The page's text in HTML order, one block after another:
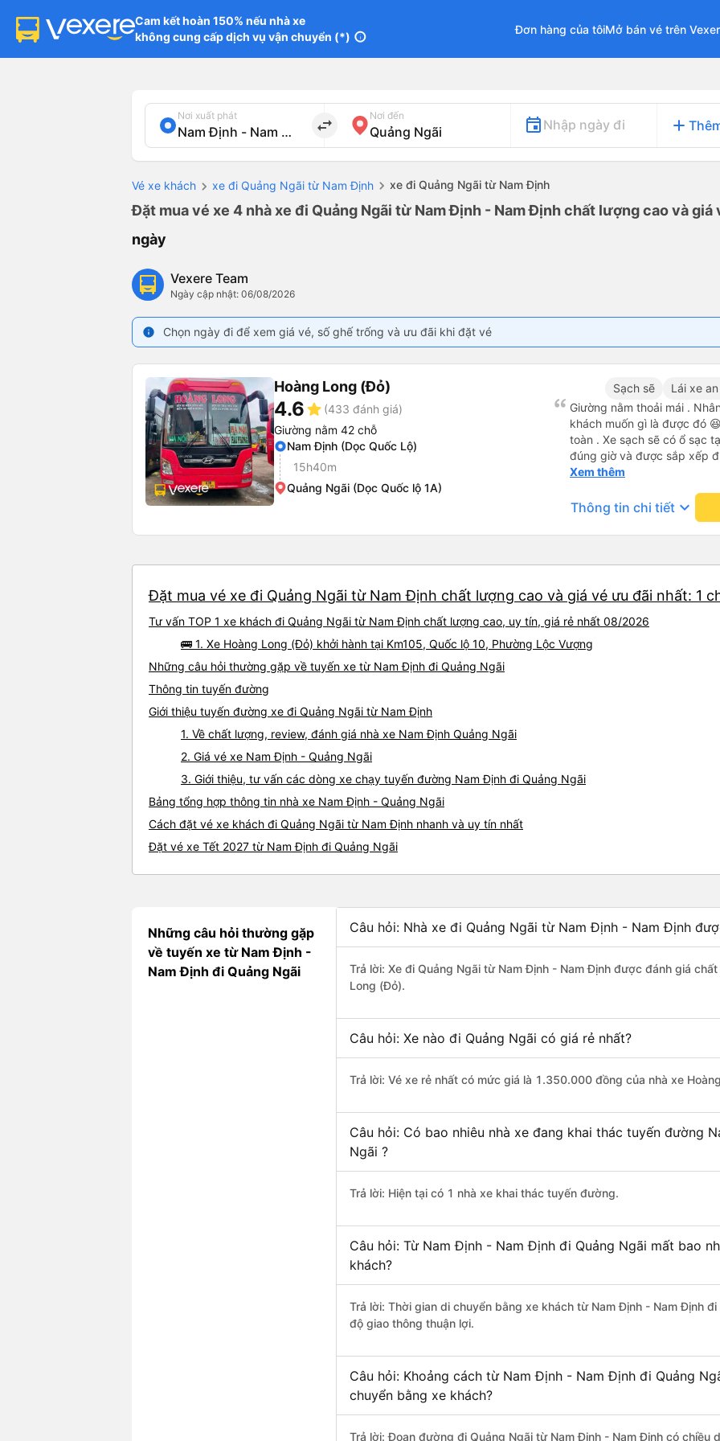
Cam kết hoàn 150% nếu nhà xe
không cung cấp dịch vụ vận chuyển (*) info
Đơn hàng của tôiMở bán vé trên
Nơi xuất phát
import_export
Nơi đến
Nhập ngày đi add
Vé xe khách xe đi Quảng Ngãi từ Nam Định xe đi Quảng Ngãi từ Nam Định
Đặt mua vé xe 4 nhà xe đi Quảng Ngãi từ Nam Định - Nam Định chất lượng cao và giá
ngày
Vexere Team
Ngày cập nhật: 06/08/2026
info Chọn ngày đi để xem giá vé, số ghế trống và ưu đãi khi đặt vé
Hoàng Long (Đỏ)
4.6star (433 đánh giá)
Giường nằm 42 chỗ
Nam Định (Dọc Quốc Lộ)
15h40m
Quảng Ngãi (Dọc Quốc lộ 1A)
Sạch sẽ
Lái xe
Giường nằm thoải mái .
khách muốn gì là được đó
toàn . Xe sạch sẽ có ổ sạc
đúng giờ và được sắp xếp
cho hoàng long đỏ 👍
Xem thêm
Thông tin chi tiết keyboard_arrow_down
Đặt mua vé xe đi Quảng Ngãi từ Nam Định chất lượng cao và giá vé ưu đãi nhất: 1
Tư vấn TOP 1 xe khách đi Quảng Ngãi từ Nam Định chất lượng cao, uy tín, giá rẻ nhất 08/2026
🚌 1. Xe Hoàng Long (Đỏ) khởi hành tại Km105, Quốc lộ 10, Phường Lộc Vượng
Những câu hỏi thường gặp về tuyến xe từ Nam Định đi Quảng Ngãi
Thông tin tuyến đường
Giới thiệu tuyến đường xe đi Quảng Ngãi từ Nam Định
1. Về chất lượng, review, đánh giá nhà xe Nam Định Quảng Ngãi
2. Giá vé xe Nam Định - Quảng Ngãi
3. Giới thiệu, tư vấn các dòng xe chạy tuyến đường Nam Định đi Quảng Ngãi
Bảng tổng hợp thông tin nhà xe Nam Định - Quảng Ngãi
Cách đặt vé xe khách đi Quảng Ngãi từ Nam Định nhanh và uy tín nhất
Đặt vé xe Tết 2027 từ Nam Định đi Quảng Ngãi
Những câu hỏi thường gặp
về tuyến xe từ Nam Định -
Nam Định đi Quảng Ngãi
Câu hỏi: Nhà xe đi Quảng Ngãi từ Nam Định - Nam Định
Trả lời: Xe đi Quảng Ngãi từ Nam Định - Nam Định được đánh giá
Long (Đỏ).
Câu hỏi: Xe nào đi Quảng Ngãi có giá rẻ nhất?
Trả lời: Vé xe rẻ nhất có mức giá là 1.350.000 đồng của nhà xe
Câu hỏi: Có bao nhiêu nhà xe đang khai thác tuyến đường
Ngãi ?
Trả lời: Hiện tại có 1 nhà xe khai thác tuyến đường.
Câu hỏi: Từ Nam Định - Nam Định đi Quảng Ngãi mất bao
khách?
Trả lời: Thời gian di chuyển bằng xe khách từ Nam Định - Nam Định
độ giao thông thuận lợi.
Câu hỏi: Khoảng cách từ Nam Định - Nam Định đi Quảng
chuyển bằng xe khách?
Trả lời: Đoạn đường đi Quảng Ngãi từ Nam Định - Nam Định có chiều